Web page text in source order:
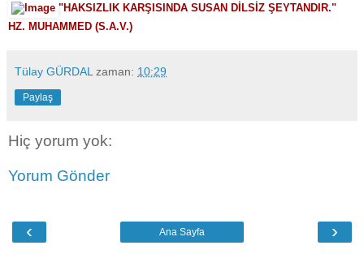
"HAKSIZLIK KARŞISINDA SUSAN DİLSİZ ŞEYTANDIR."
HZ. MUHAMMED (S.A.V.)
Tülay GÜRDAL zaman: 10:29
Paylaş
Hiç yorum yok:
Yorum Gönder
‹ ›
Ana Sayfa